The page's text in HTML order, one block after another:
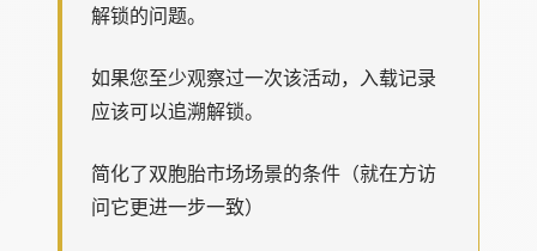
解锁的问题。
如果您至少观察过一次该活动，入载记录
应该可以追溯解锁。
简化了双胞胎市场场景的条件（就在方访
问它更进一步一致）